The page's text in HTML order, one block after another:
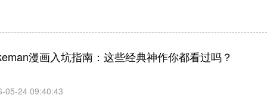
漫画入坑指南：这些经典神作你都看过吗？
05-24 09:40:43